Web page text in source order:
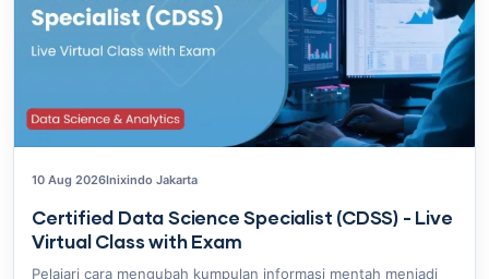
baca.